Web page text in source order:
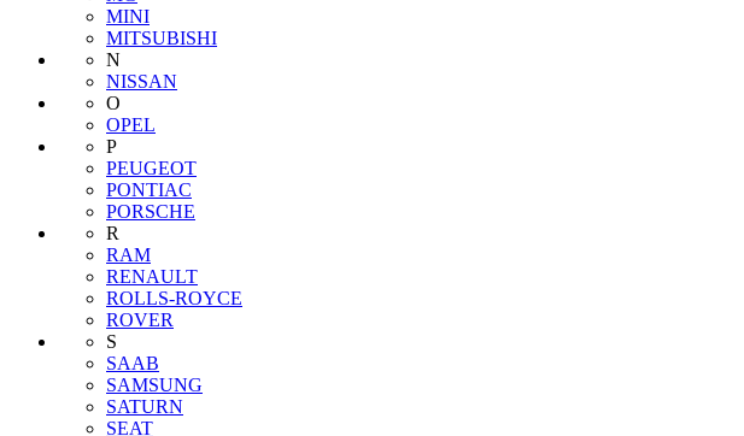
MINI
MITSUBISHI
N
NISSAN
O
OPEL
P
PEUGEOT
PONTIAC
PORSCHE
R
RAM
RENAULT
ROLLS-ROYCE
ROVER
S
SAAB
SAMSUNG
SATURN
SEAT